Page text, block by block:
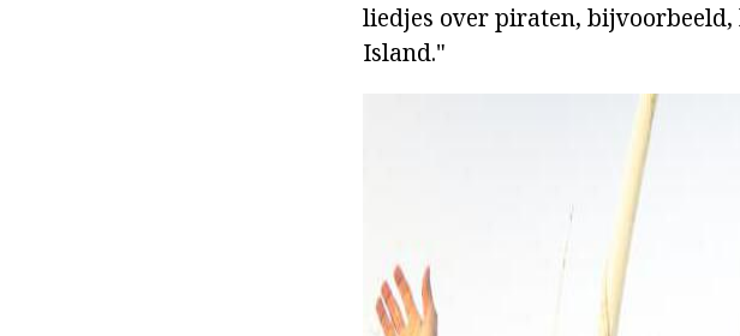
liedjes over piraten,
Island."